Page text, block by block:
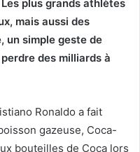
plus grands athlètes
mais aussi des
un simple geste de
des milliards à
Ronaldo a fait
gazeuse, Coca-
bouteilles de Coca lors